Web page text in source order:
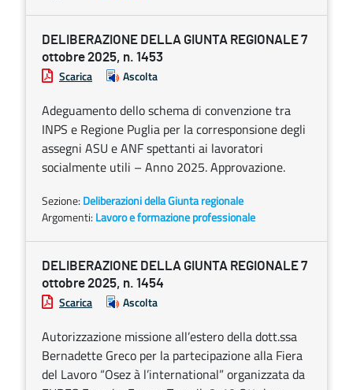
DELIBERAZIONE DELLA GIUNTA REGIONALE 7
ottobre 2025, n. 1453
Scarica Ascolta
Adeguamento dello schema di convenzione tra
INPS e Regione Puglia per la corresponsione degli
assegni ASU e ANF spettanti ai lavoratori
socialmente utili – Anno 2025. Approvazione.
Sezione: Deliberazioni della Giunta regionale
Argomenti: Lavoro e formazione professionale
DELIBERAZIONE DELLA GIUNTA REGIONALE 7
ottobre 2025, n. 1454
Scarica Ascolta
Autorizzazione missione all’estero della dott.ssa
Bernadette Greco per la partecipazione alla Fiera
del Lavoro “Osez à l’international” organizzata da